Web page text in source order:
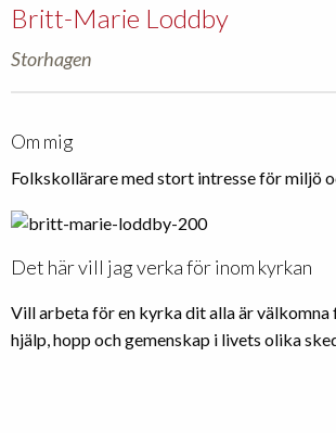
Britt-Marie Loddby
Storhagen
Om mig
Folkskollärare med stort intresse för miljö
Det här vill jag verka för inom kyrkan
Vill arbeta för en kyrka dit alla är
hjälp, hopp och gemenskap i livets olika